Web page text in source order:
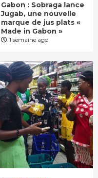
Gabon : Sobraga lance
Jugab, une nouvelle
marque de jus plats «
Made in Gabon »
1 semaine ago